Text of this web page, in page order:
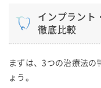
インプラント
徹底比較
まずは、3つの治療法の
ょう。